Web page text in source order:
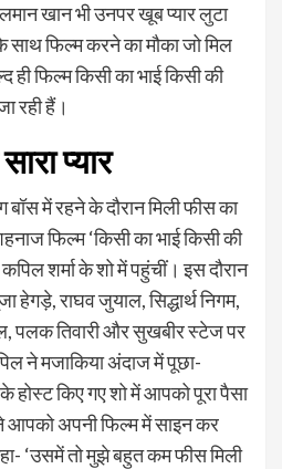
खान भी उनपर खूब प्यार लुटा
फिल्म करने का मौका जो मिल
ही फिल्म किसी का भाई किसी की
रही हैं।
प्यार
बॉस में रहने के दौरान मिली फीस का
फिल्म ‘किसी का भाई किसी की
शर्मा के शो में पहुंचीं। इस दौरान
राघव जुयाल, सिद्धार्थ निगम,
पलक तिवारी और सुखबीर स्टेज पर
ने मजाकिया अंदाज में पूछा-
होस्ट किए गए शो में आपको पूरा पैसा
आपको अपनी फिल्म में साइन कर
‘उसमें तो मुझे बहुत कम फीस मिली